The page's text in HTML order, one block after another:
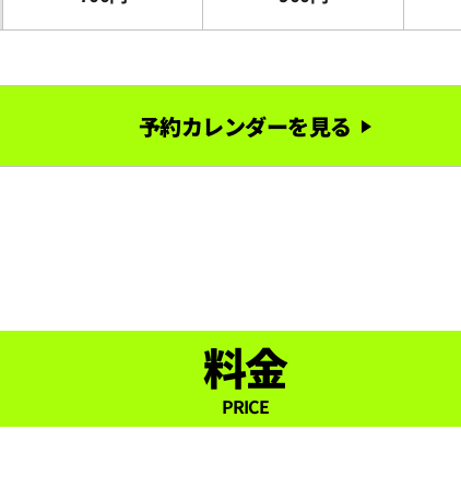
予約カレンダーを見る
料金
PRICE